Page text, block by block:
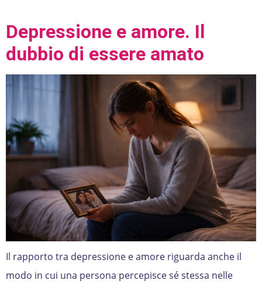
Depressione e amore. Il
dubbio di essere amato
Il rapporto tra depressione e amore riguarda anche il
modo in cui una persona percepisce sé stessa nelle